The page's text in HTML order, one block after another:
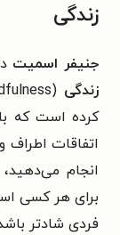
زندگی
جنیفر اسمیت
زندگی
کرده است که
اتفاقات اطراف
انجام
برای هر کسی
فردی شادتر